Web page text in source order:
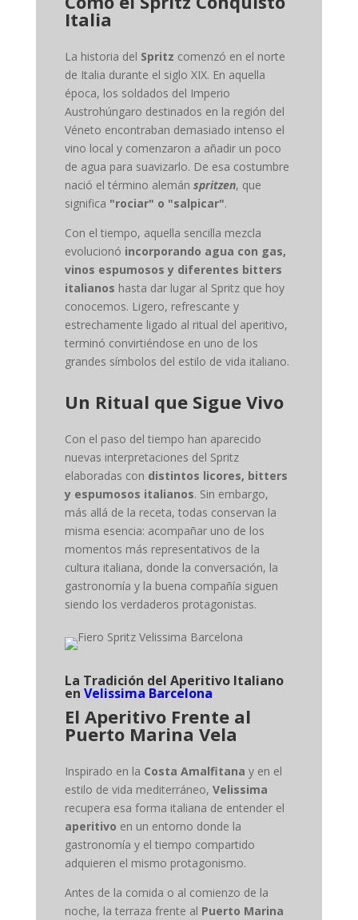
Italia
La historia del Spritz comenzó en el norte
de Italia durante el siglo XIX. En aquella
época, los soldados del Imperio
Austrohúngaro destinados en la región del
Véneto encontraban demasiado intenso el
vino local y comenzaron a añadir un poco
de agua para suavizarlo. De esa costumbre
nació el término alemán spritzen, que
significa "rociar" o "salpicar".
Con el tiempo, aquella sencilla mezcla
evolucionó incorporando agua con gas,
vinos espumosos y diferentes bitters
italianos hasta dar lugar al Spritz que hoy
conocemos. Ligero, refrescante y
estrechamente ligado al ritual del aperitivo,
terminó convirtiéndose en uno de los
grandes símbolos del estilo de vida italiano.
Un Ritual que Sigue Vivo
Con el paso del tiempo han aparecido
nuevas interpretaciones del Spritz
elaboradas con distintos licores, bitters
y espumosos italianos. Sin embargo,
más allá de la receta, todas conservan la
misma esencia: acompañar uno de los
momentos más representativos de la
cultura italiana, donde la conversación, la
gastronomía y la buena compañía siguen
siendo los verdaderos protagonistas.
La Tradición del Aperitivo Italiano
en Velissima Barcelona
El Aperitivo Frente al
Puerto Marina Vela
Inspirado en la Costa Amalfitana y en el
estilo de vida mediterráneo, Velissima
recupera esa forma italiana de entender el
aperitivo en un entorno donde la
gastronomía y el tiempo compartido
adquieren el mismo protagonismo.
Antes de la comida o al comienzo de la
noche, la terraza frente al Puerto Marina